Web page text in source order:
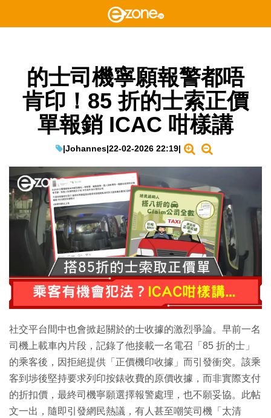
的士司機寧願報警都唔
肯印！85 折的士索正價
單報銷 ICAC 咁樣講
|Johannes|22-02-2026 22:19|
社交平台間中也會掀起關於的士收據的激烈爭論。早前一名
司機上載車內片段，記錄了他接載一名電召「85 折的士」
的乘客後，因拒絕提供「正價機印收據」而引發衝突。該乘
客到埗後堅持要求列印按錶收費的原價收據，而非實際支付
的折扣價，最終司機寧願選擇報警處理，也不願妥協。此帖
文一出，隨即引發網民熱議，有人甚至嘲笑司機「太清